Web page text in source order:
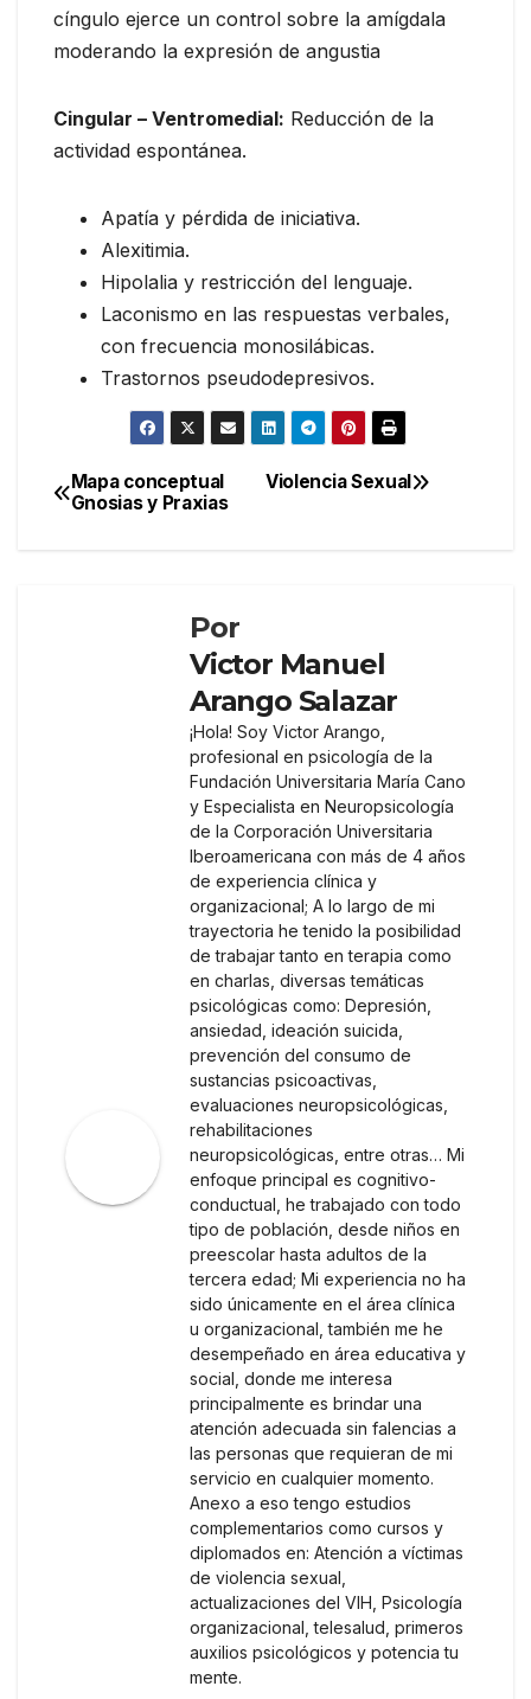
cíngulo ejerce un control sobre la amígdala
moderando la expresión de angustia
Cingular – Ventromedial: Reducción de la
actividad espontánea.
Apatía y pérdida de iniciativa.
Alexitimia.
Hipolalia y restricción del lenguaje.
Laconismo en las respuestas verbales,
con frecuencia monosilábicas.
Trastornos pseudodepresivos.
Navegación
de
Violencia Sexual
Mapa conceptual
Gnosias y Praxias
Por
Victor Manuel
Arango Salazar
¡Hola! Soy Victor Arango,
profesional en psicología de la
Fundación Universitaria María Cano
y Especialista en Neuropsicología
de la Corporación Universitaria
Iberoamericana con más de 4 años
de experiencia clínica y
organizacional; A lo largo de mi
trayectoria he tenido la posibilidad
de trabajar tanto en terapia como
en charlas, diversas temáticas
psicológicas como: Depresión,
ansiedad, ideación suicida,
prevención del consumo de
sustancias psicoactivas,
evaluaciones neuropsicológicas,
rehabilitaciones
neuropsicológicas, entre otras… Mi
enfoque principal es cognitivo-
conductual, he trabajado con todo
tipo de población, desde niños en
preescolar hasta adultos de la
tercera edad; Mi experiencia no ha
sido únicamente en el área clínica
u organizacional, también me he
desempeñado en área educativa y
social, donde me interesa
principalmente es brindar una
atención adecuada sin falencias a
las personas que requieran de mi
servicio en cualquier momento.
Anexo a eso tengo estudios
complementarios como cursos y
diplomados en: Atención a víctimas
de violencia sexual,
actualizaciones del VIH, Psicología
organizacional, telesalud, primeros
auxilios psicológicos y potencia tu
mente.